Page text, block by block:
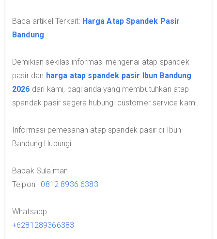
Baca artikel Terkait: Harga Atap Spandek Pasir
Bandung
Demikian sekilas informasi mengenai atap spandek
pasir dan harga atap spandek pasir Ibun Bandung
2026 dari kami, bagi anda yang membutuhkan atap
spandek pasir segera hubungi customer service kami.
Informasi pemesanan atap spandek pasir di Ibun
Bandung Hubungi :
Bapak Sulaiman
Telpon : 0812 8936 6383
Whatsapp :
+6281289366383